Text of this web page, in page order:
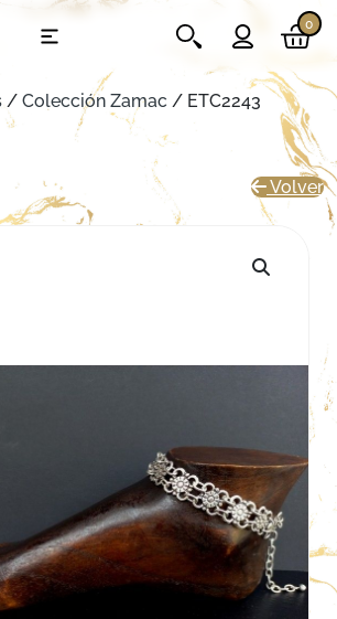
0
/ Colección Zamac / ETC2243
Volver